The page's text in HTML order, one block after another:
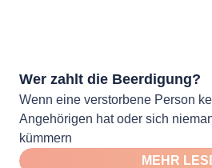
Wer zahlt die Beerdigung?
Wenn eine verstorbene Person
Angehörigen hat oder sich
kümmern
MEHR